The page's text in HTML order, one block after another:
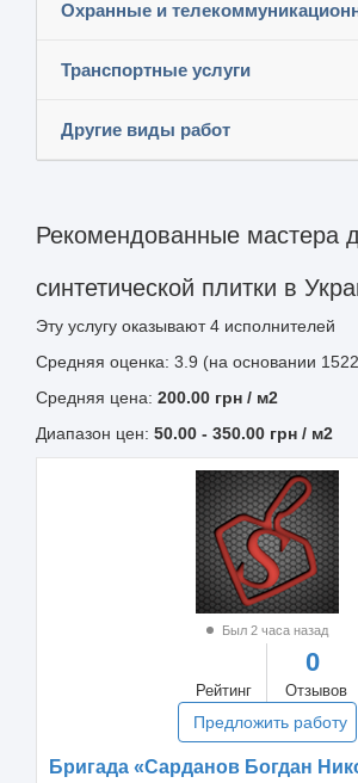
Охранные и
Транспортные услуги
Другие виды работ
Рекомендованные мастера
синтетической плитки в
Эту услугу оказывают4 исполнителей
Средняя оценка: 3.9 (на основании
Средняя цена: 200.00 грн / м2
Диапазон цен: 50.00 - 350.00 грн / м2
Был 2 часа назад
Рейтинг
0
Отзывов
Предложить работу
Бригада «Сарданов Богдан